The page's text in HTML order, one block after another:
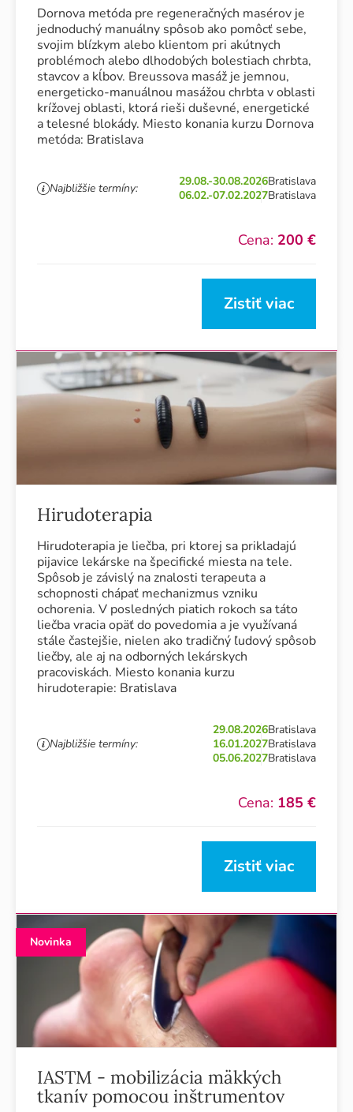
Dornova metóda pre regeneračných masérov je
jednoduchý manuálny spôsob ako pomôcť sebe,
svojim blízkym alebo klientom pri akútnych
problémoch alebo dlhodobých bolestiach chrbta,
stavcov a kĺbov. Breussova masáž je jemnou,
energeticko-manuálnou masážou chrbta v oblasti
krížovej oblasti, ktorá rieši duševné, energetické
a telesné blokády. Miesto konania kurzu Dornova
metóda: Bratislava
Najbližšie termíny: 29.08.-30.08.2026Bratislava
06.02.-07.02.2027Bratislava
Cena: 200 €
Zistiť viac
Hirudoterapia
Hirudoterapia je liečba, pri ktorej sa prikladajú
pijavice lekárske na špecifické miesta na tele.
Spôsob je závislý na znalosti terapeuta a
schopnosti chápať mechanizmus vzniku
ochorenia. V posledných piatich rokoch sa táto
liečba vracia opäť do povedomia a je využívaná
stále častejšie, nielen ako tradičný ľudový spôsob
liečby, ale aj na odborných lekárskych
pracoviskách. Miesto konania kurzu
hirudoterapie: Bratislava
Najbližšie termíny:
29.08.2026Bratislava
16.01.2027Bratislava
05.06.2027Bratislava
Cena: 185 €
Zistiť viac
Novinka
IASTM - mobilizácia mäkkých
tkanív pomocou inštrumentov